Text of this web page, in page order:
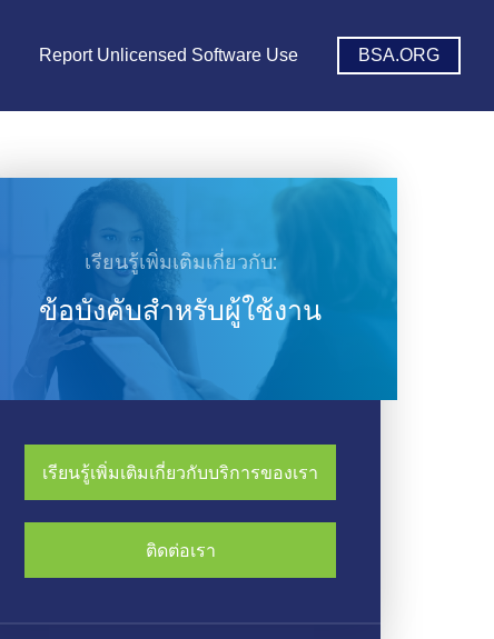
Report Unlicensed Software Use BSA.ORG
เรียนรู้เพิ่มเติมเกี่ยวกับ:
ข้อบังคับสำหรับผู้ใช้งาน
เรียนรู้เพิ่มเติมเกี่ยวกับบริการของเรา
ติดต่อเรา